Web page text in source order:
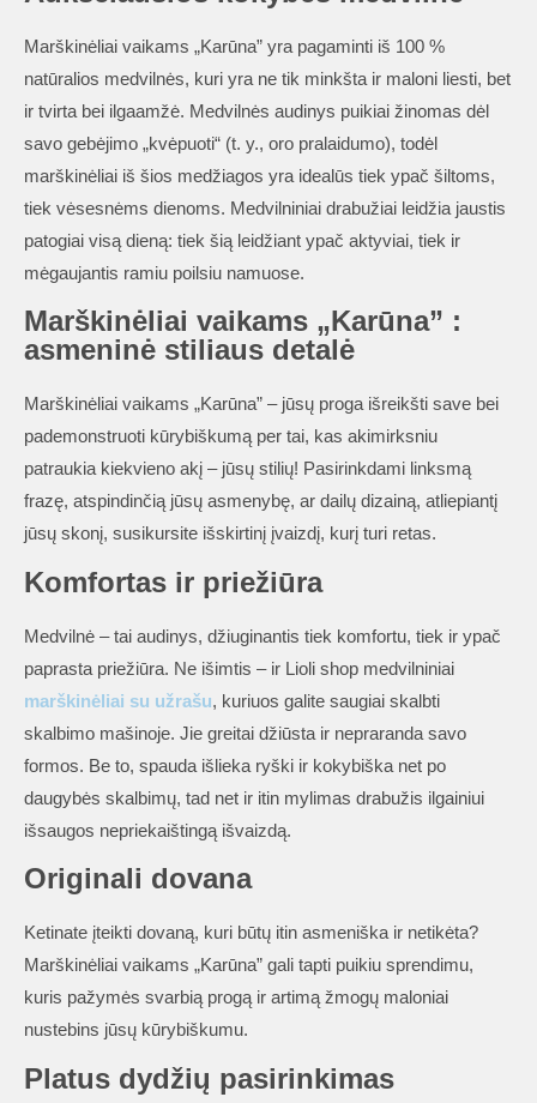
Marškinėliai vaikams „Karūna” yra pagaminti iš 100 %
natūralios medvilnės, kuri yra ne tik minkšta ir maloni liesti, bet
ir tvirta bei ilgaamžė. Medvilnės audinys puikiai žinomas dėl
savo gebėjimo „kvėpuoti“ (t. y., oro pralaidumo), todėl
marškinėliai iš šios medžiagos yra idealūs tiek ypač šiltoms,
tiek vėsesnėms dienoms. Medvilniniai drabužiai leidžia jaustis
patogiai visą dieną: tiek šią leidžiant ypač aktyviai, tiek ir
mėgaujantis ramiu poilsiu namuose.
Marškinėliai vaikams „Karūna” :
asmeninė stiliaus detalė
Marškinėliai vaikams „Karūna” – jūsų proga išreikšti save bei
pademonstruoti kūrybiškumą per tai, kas akimirksniu
patraukia kiekvieno akį – jūsų stilių! Pasirinkdami linksmą
frazę, atspindinčią jūsų asmenybę, ar dailų dizainą, atliepiantį
jūsų skonį, susikursite išskirtinį įvaizdį, kurį turi retas.
Komfortas ir priežiūra
Medvilnė – tai audinys, džiuginantis tiek komfortu, tiek ir ypač
paprasta priežiūra. Ne išimtis – ir Lioli shop medvilniniai
marškinėliai su užrašu, kuriuos galite saugiai skalbti
skalbimo mašinoje. Jie greitai džiūsta ir nepraranda savo
formos. Be to, spauda išlieka ryški ir kokybiška net po
daugybės skalbimų, tad net ir itin mylimas drabužis ilgainiui
išsaugos nepriekaištingą išvaizdą.
Originali dovana
Ketinate įteikti dovaną, kuri būtų itin asmeniška ir netikėta?
Marškinėliai vaikams „Karūna” gali tapti puikiu sprendimu,
kuris pažymės svarbią progą ir artimą žmogų maloniai
nustebins jūsų kūrybiškumu.
Platus dydžių pasirinkimas